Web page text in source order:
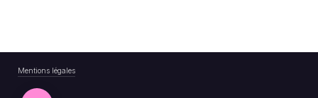
Mentions légales